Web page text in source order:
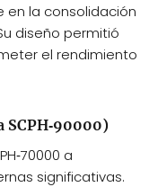
en la consolidación
diseño permitió
el rendimiento
SCPH‑90000)
a
significativas.